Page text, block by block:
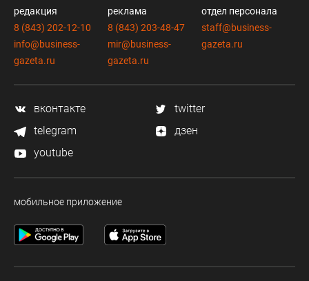
редакция
8 (843) 202-12-10
info@business-
gazeta.ru
реклама
8 (843) 203-48-47
mir@business-
gazeta.ru
отдел персонала
staff@business-
gazeta.ru
вконтакте
twitter
telegram
дзен
youtube
мобильное приложение